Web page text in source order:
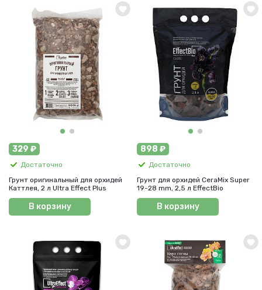
329 ₽
Достаточно
Грунт оригинальный для орхидей
Каттлея, 2 л Ultra Effect Plus
В корзину
898 ₽
Достаточно
Грунт для орхидей СeraMix Super
19-28 mm, 2,5 л EffectBio
В корзину